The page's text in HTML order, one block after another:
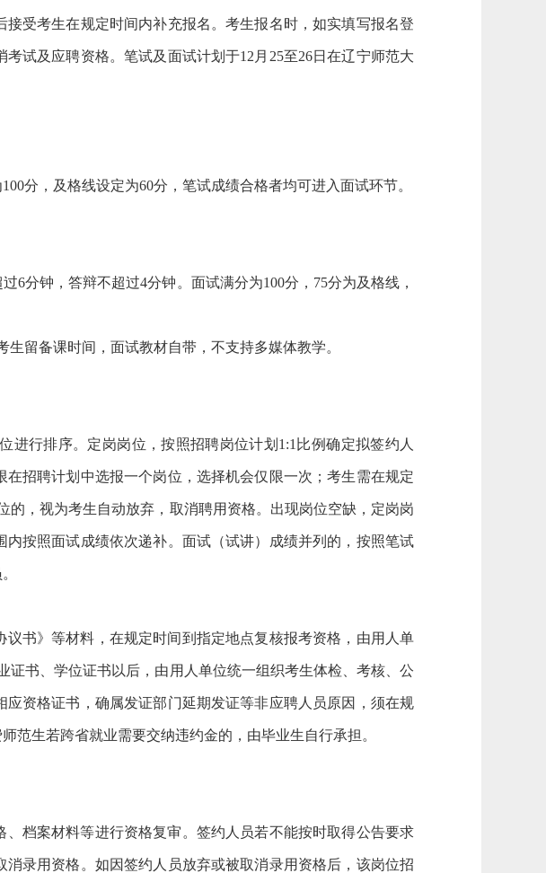
受考生在规定时间内补充报名。考生报名时，如实填写报名登
试及应聘资格。笔试及面试计划于12月25至26日在辽宁师范大
分，及格线设定为60分，笔试成绩合格者均可进入面试环节。
6分钟，答辩不超过4分钟。面试满分为100分，75分为及格线，
留备课时间，面试教材自带，不支持多媒体教学。
行排序。定岗岗位，按照招聘岗位计划1:1比例确定拟签约人
招聘计划中选报一个岗位，选择机会仅限一次；考生需在规定
，视为考生自动放弃，取消聘用资格。出现岗位空缺，定岗岗
按照面试成绩依次递补。面试（试讲）成绩并列的，按照笔试
书》等材料，在规定时间到指定地点复核报考资格，由用人单
证书、学位证书以后，由用人单位统一组织考生体检、考核、公
资格证书，确属发证部门延期发证等非应聘人员原因，须在规
范生若跨省就业需要交纳违约金的，由毕业生自行承担。
档案材料等进行资格复审。签约人员若不能按时取得公告要求
录用资格。如因签约人员放弃或被取消录用资格后，该岗位招